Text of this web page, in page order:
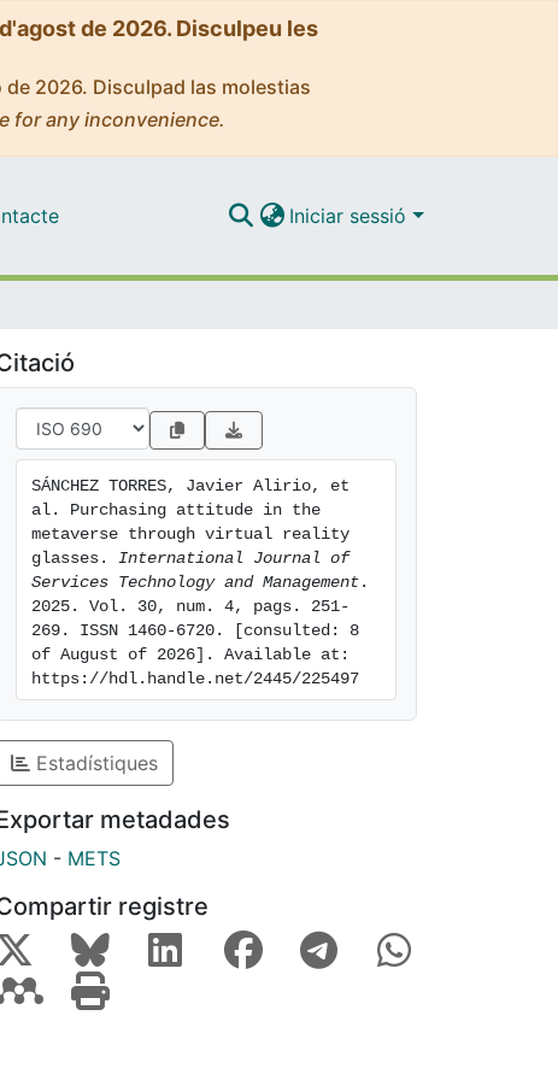
de 2026. Disculpeu les
2026. Disculpad las molestias
for any inconvenience.
Iniciar sessió
SÁNCHEZ TORRES, Javier Alirio, et
al. Purchasing attitude in the
metaverse through virtual reality
glasses. International Journal of
Services Technology and Management .
2025. Vol. 30, num. 4, pags. 251-
269. ISSN 1460-6720. [consulted: 8
of August of 2026]. Available at:
https://hdl.handle.net/2445/225497
Estadístiques
metadades
- METS
registre